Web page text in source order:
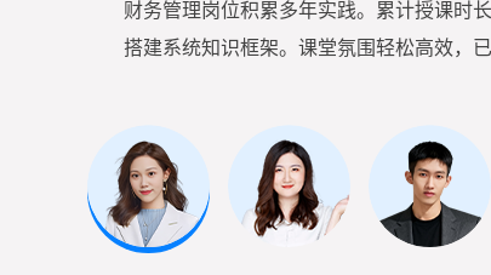
财务管理岗位积累多年实践。累计授课时
搭建系统知识框架。课堂氛围轻松高效，